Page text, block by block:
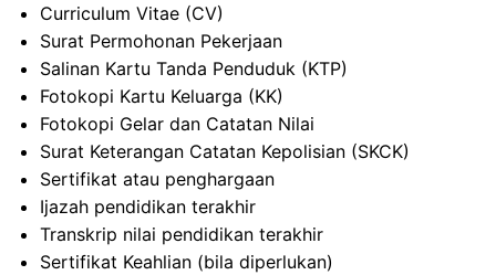
Curriculum Vitae (CV)
Surat Permohonan Pekerjaan
Salinan Kartu Tanda Penduduk (KTP)
Fotokopi Kartu Keluarga (KK)
Fotokopi Gelar dan Catatan Nilai
Surat Keterangan Catatan Kepolisian (SKCK)
Sertifikat atau penghargaan
Ijazah pendidikan terakhir
Transkrip nilai pendidikan terakhir
Sertifikat Keahlian (bila diperlukan)